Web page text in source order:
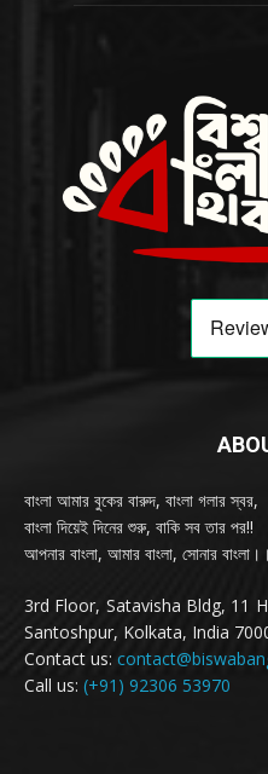
বাংলা আমার বুকের বারুদ, বাংলা গলার স্বর,
বাংলা দিয়েই দিনের শুরু, বাকি সব তার পর!!
আপনার বাংলা, আমার বাংলা, সোনার বাংলা।।
3rd Floor, Satavisha Bldg, 11
Santoshpur, Kolkata, India
Contact us:
Call us: (+91) 92306 53970